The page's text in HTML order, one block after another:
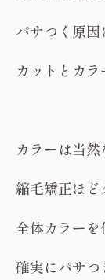
パサつく原因
カットとカラ
カラーは当
縮毛矯正ほ
全体カラー
確実にパサつ